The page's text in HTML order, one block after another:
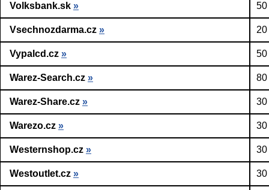
Volksbank.sk » 50
Vsechnozdarma.cz »
Vypalcd.cz » 50
Warez-Search.cz » 80
Warez-Share.cz » 30
Warezo.cz » 30
Westernshop.cz » 30
Westoutlet.cz » 30